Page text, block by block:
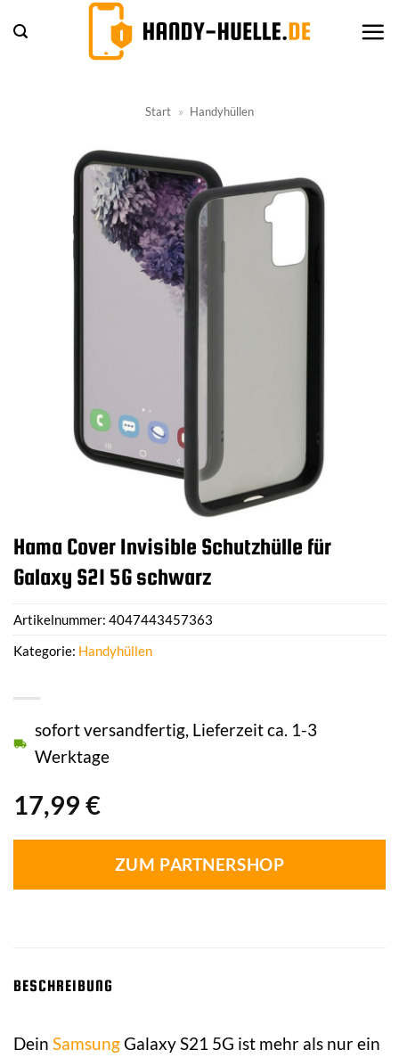
Inhalt
Start » Handyhüllen
Hama Cover Invisible Schutzhülle für
Galaxy S21 5G schwarz
17,99 €
sofort versandfertig, Lieferzeit ca. 1-3
Werktage
ZUM PARTNERSHOP
Artikelnummer: 4047443457363
Kategorie: Handyhüllen
BESCHREIBUNG
Dein SamsungGalaxy S21 5G ist mehr als nur ein